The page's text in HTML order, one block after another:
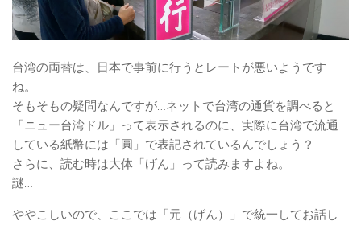
台湾の両替は、日本で事前に行うとレートが悪いようです
ね。
そもそもの疑問なんですが…ネットで台湾の通貨を調べると
「ニュー台湾ドル」って表示されるのに、実際に台湾で流通
している紙幣には「圓」で表記されているんでしょう？
さらに、読む時は大体「げん」って読みますよね。
謎…
ややこしいので、ここでは「元（げん）」で統一してお話し